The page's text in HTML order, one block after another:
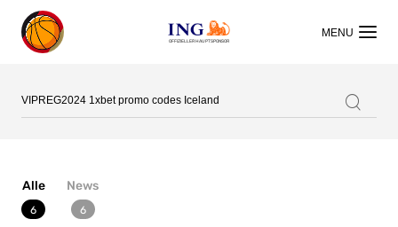
OFFIZIELLER HAUPTSPONSOR
Suchen
Lorem Ipsum
Dolor Sit
Alle
6
News
6